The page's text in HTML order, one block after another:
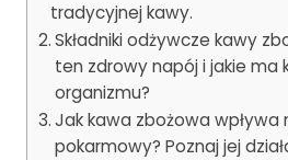
tradycyjnej kawy.
Składniki odżywcze kawy
ten zdrowy napój i jakie ma
organizmu?
Jak kawa zbożowa wpływa
pokarmowy? Poznaj jej